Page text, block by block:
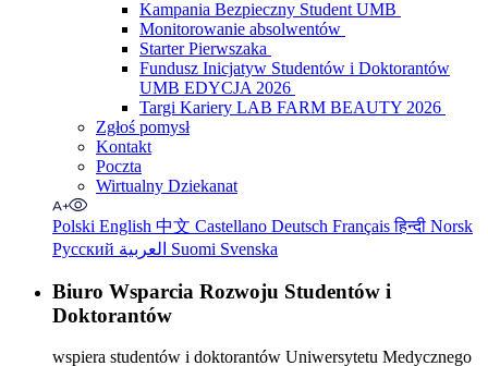
Kampania Bezpieczny Student UMB
Monitorowanie absolwentów
Starter Pierwszaka
Fundusz Inicjatyw Studentów i Doktorantów
UMB EDYCJA 2026
Targi Kariery LAB FARM BEAUTY 2026
Zgłoś pomysł
Kontakt
Poczta
Wirtualny Dziekanat
Polski English 中文 Castellano Deutsch Françaisहिन्दी Norsk
Русский
Suomi Svenska
Biuro Wsparcia Rozwoju Studentów i
Doktorantów
wspiera studentów i doktorantów Uniwersytetu Medycznego